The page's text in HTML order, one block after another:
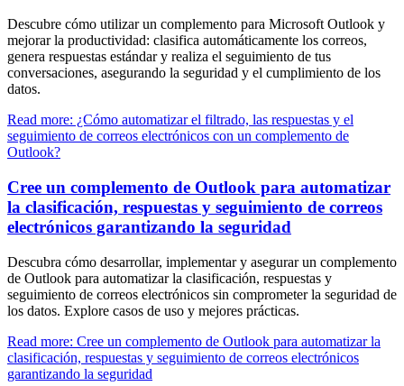
Descubre cómo utilizar un complemento para Microsoft Outlook y
mejorar la productividad: clasifica automáticamente los correos,
genera respuestas estándar y realiza el seguimiento de tus
conversaciones, asegurando la seguridad y el cumplimiento de los
datos.
Read more: ¿Cómo automatizar el filtrado, las respuestas y el
seguimiento de correos electrónicos con un complemento de
Outlook?
Cree un complemento de Outlook para automatizar
la clasificación, respuestas y seguimiento de correos
electrónicos garantizando la seguridad
Descubra cómo desarrollar, implementar y asegurar un complemento
de Outlook para automatizar la clasificación, respuestas y
seguimiento de correos electrónicos sin comprometer la seguridad de
los datos. Explore casos de uso y mejores prácticas.
Read more: Cree un complemento de Outlook para automatizar la
clasificación, respuestas y seguimiento de correos electrónicos
garantizando la seguridad